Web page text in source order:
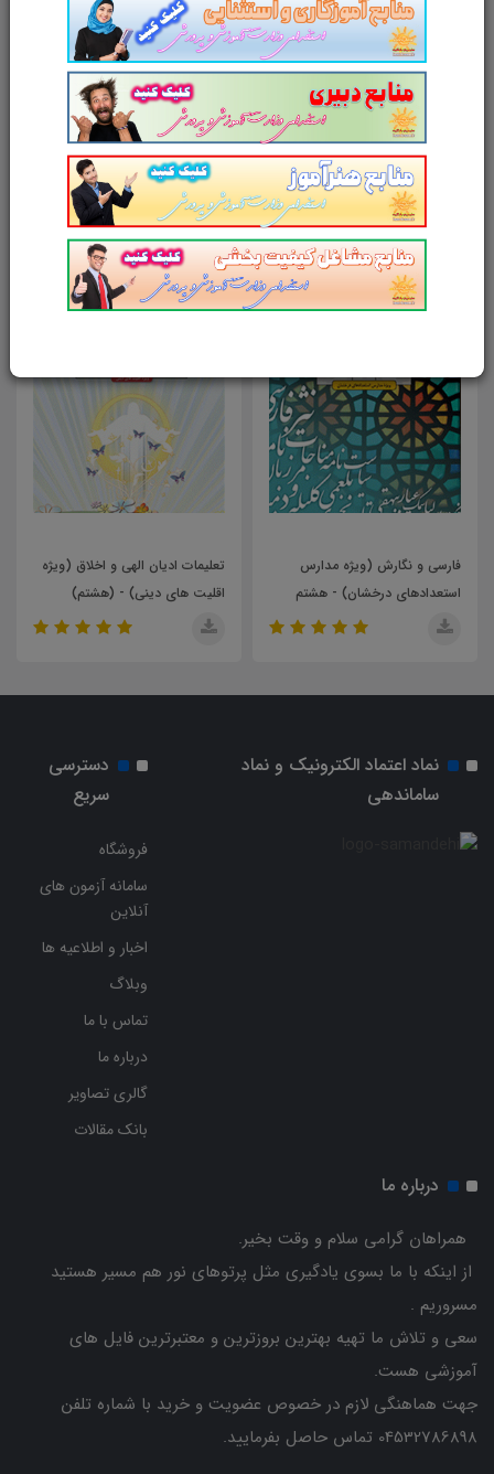
امتیاز شما به محصول
ارسال دیدگاه انصراف
محصولات مرتبط
فارسی و نگارش (ویژه مدارس
استعدادهای درخشان) - هشتم
تعلیمات ادیان الهی و اخلاق (ویژه
اقلیت های دینی) - (هشتم)
نماد اعتماد الکترونیک و نماد
ساماندهی
دسترسی
سریع
فروشگاه
سامانه آزمون های
آنلاین
اخبار و اطلاعیه ها
وبلاگ
تماس با ما
درباره ما
گالری تصاویر
بانک مقالات
درباره ما
همراهان گرامی سلام و وقت بخیر.
از اینکه با ما بسوی یادگیری مثل پرتوهای نور هم مسیر هستید
مسروریم .
سعی و تلاش ما تهیه بهترین بروزترین و معتبرترین فایل های
آموزشی هست.
جهت هماهنگی لازم در خصوص عضویت و خرید با شماره تلفن
04532786898 تماس حاصل بفرمایید.